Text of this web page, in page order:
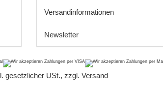
Versandinformationen
Newsletter
gesetzlicher USt., zzgl. Versand